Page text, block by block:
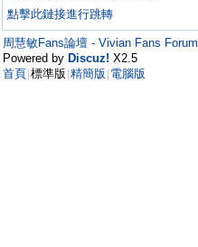
點擊此鏈接進行跳轉
周慧敏Fans論壇 - Vivian Fans Forum
Powered by Discuz! X2.5
首頁 標準版 精簡版 電腦版